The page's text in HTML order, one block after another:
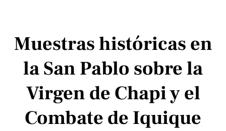
Muestras históricas en
la San Pablo sobre la
Virgen de Chapi y el
Combate de Iquique